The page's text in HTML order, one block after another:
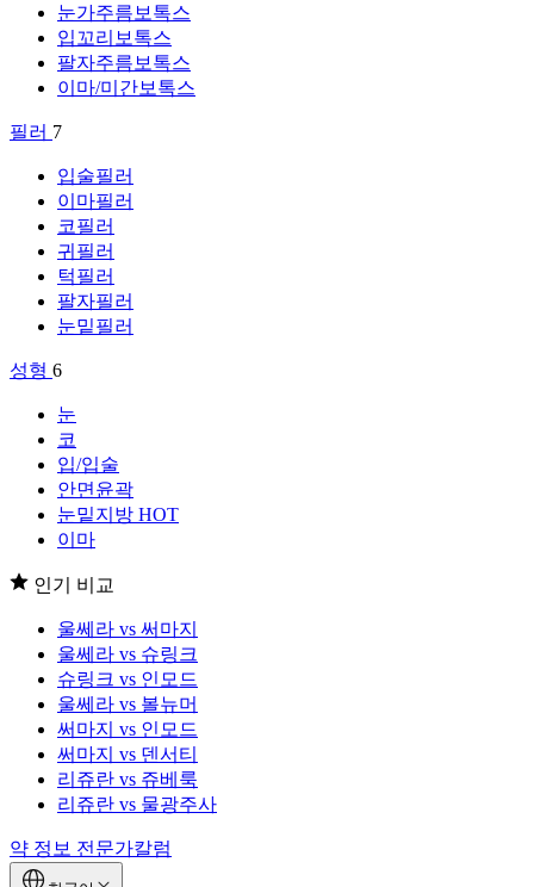
눈가주름보톡스
입꼬리보톡스
팔자주름보톡스
이마/미간보톡스
필러 7
입술필러
이마필러
코필러
귀필러
턱필러
팔자필러
눈밑필러
성형 6
눈
코
입/입술
안면윤곽
눈밑지방 HOT
이마
인기 비교
울쎄라 vs 써마지
울쎄라 vs 슈링크
슈링크 vs 인모드
울쎄라 vs 볼뉴머
써마지 vs 인모드
써마지 vs 덴서티
리쥬란 vs 쥬베룩
리쥬란 vs 물광주사
약 정보 전문가칼럼